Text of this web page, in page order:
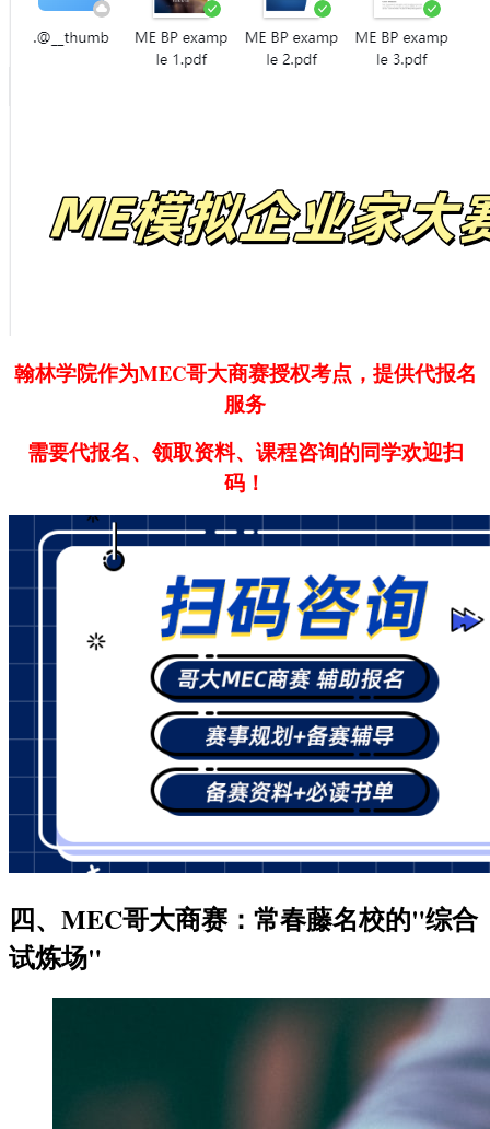
翰林学院作为MEC哥大商赛授权考点，提供代报名
服务
需要代报名、领取资料、课程咨询的同学欢迎扫
码！
四、MEC哥大商赛：常春藤名校的"综合
试炼场"